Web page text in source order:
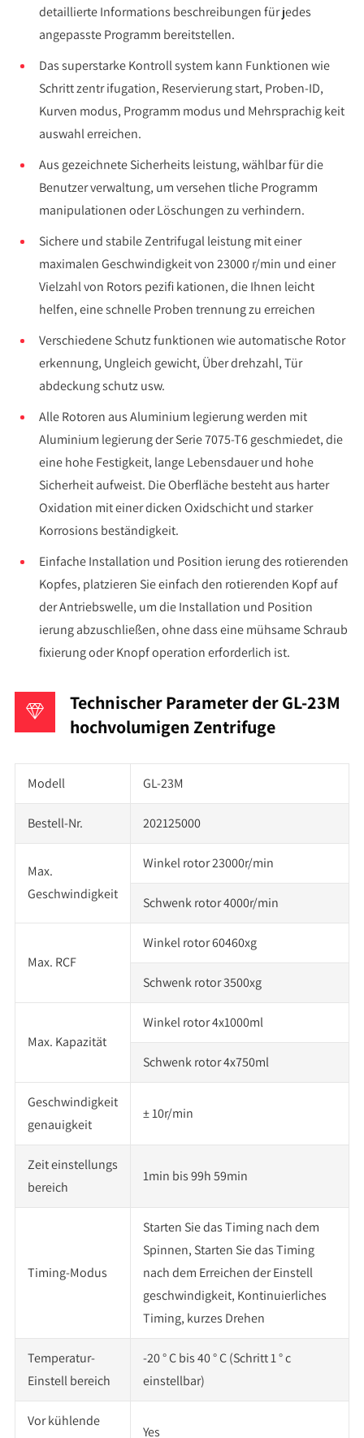
detaillierte Informations beschreibungen für jedes
angepasste Programm bereitstellen.
Das superstarke Kontroll system kann Funktionen wie
Schritt zentr ifugation, Reservierung start, Proben-ID,
Kurven modus, Programm modus und Mehrsprachig keit
auswahl erreichen.
Aus gezeichnete Sicherheits leistung, wählbar für die
Benutzer verwaltung, um versehen tliche Programm
manipulationen oder Löschungen zu verhindern.
Sichere und stabile Zentrifugal leistung mit einer
maximalen Geschwindigkeit von 23000 r/min und einer
Vielzahl von Rotors pezifi kationen, die Ihnen leicht
helfen, eine schnelle Proben trennung zu erreichen
Verschiedene Schutz funktionen wie automatische Rotor
erkennung, Ungleich gewicht, Über drehzahl, Tür
abdeckung schutz usw.
Alle Rotoren aus Aluminium legierung werden mit
Aluminium legierung der Serie 7075-T6 geschmiedet, die
eine hohe Festigkeit, lange Lebensdauer und hohe
Sicherheit aufweist. Die Oberfläche besteht aus harter
Oxidation mit einer dicken Oxidschicht und starker
Korrosions beständigkeit.
Einfache Installation und Position ierung des rotierenden
Kopfes, platzieren Sie einfach den rotierenden Kopf auf
der Antriebswelle, um die Installation und Position
ierung abzuschließen, ohne dass eine mühsame Schraub
fixierung oder Knopf operation erforderlich ist.
Technischer Parameter der GL-23M
hochvolumigen Zentrifuge
Modell GL-23M
Bestell-Nr. 202125000
Max.
Geschwindigkeit
Winkel rotor 23000r/min
Schwenk rotor 4000r/min
Max. RCF
Winkel rotor 60460xg
Schwenk rotor 3500xg
Max. Kapazität
Winkel rotor 4x1000ml
Schwenk rotor 4x750ml
Geschwindigkeit
genauigkeit
± 10r/min
Zeit einstellungs
bereich
1min bis 99h 59min
Timing-Modus
Starten Sie das Timing nach dem
Spinnen, Starten Sie das Timing
nach dem Erreichen der Einstell
geschwindigkeit, Kontinuierliches
Timing, kurzes Drehen
Temperatur-
Einstell bereich
-20 ° C bis 40 ° C (Schritt 1 ° c
einstellbar)
Vor kühlende
Yes